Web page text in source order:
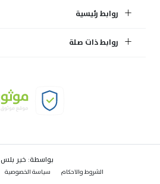
روابط رئيسية
روابط ذات صلة
بواسطة: خير بلس
الشروط والاحكام سياسة الخصوصية